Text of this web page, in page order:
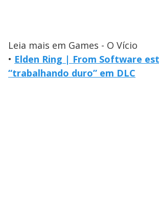
Leia mais em Games - O Vício
• Elden Ring | From Software
“trabalhando duro” em DLC